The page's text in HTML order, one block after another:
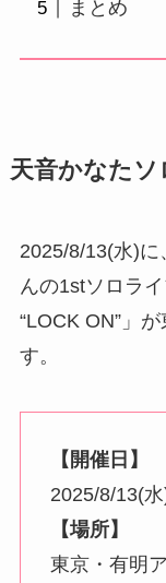
まとめ
天音かなた
2025/8/13(水)に
んの1stソロラ
“LOCK ON”」
す。
【開催日】
2025/8/13(
【場所】
東京・有明